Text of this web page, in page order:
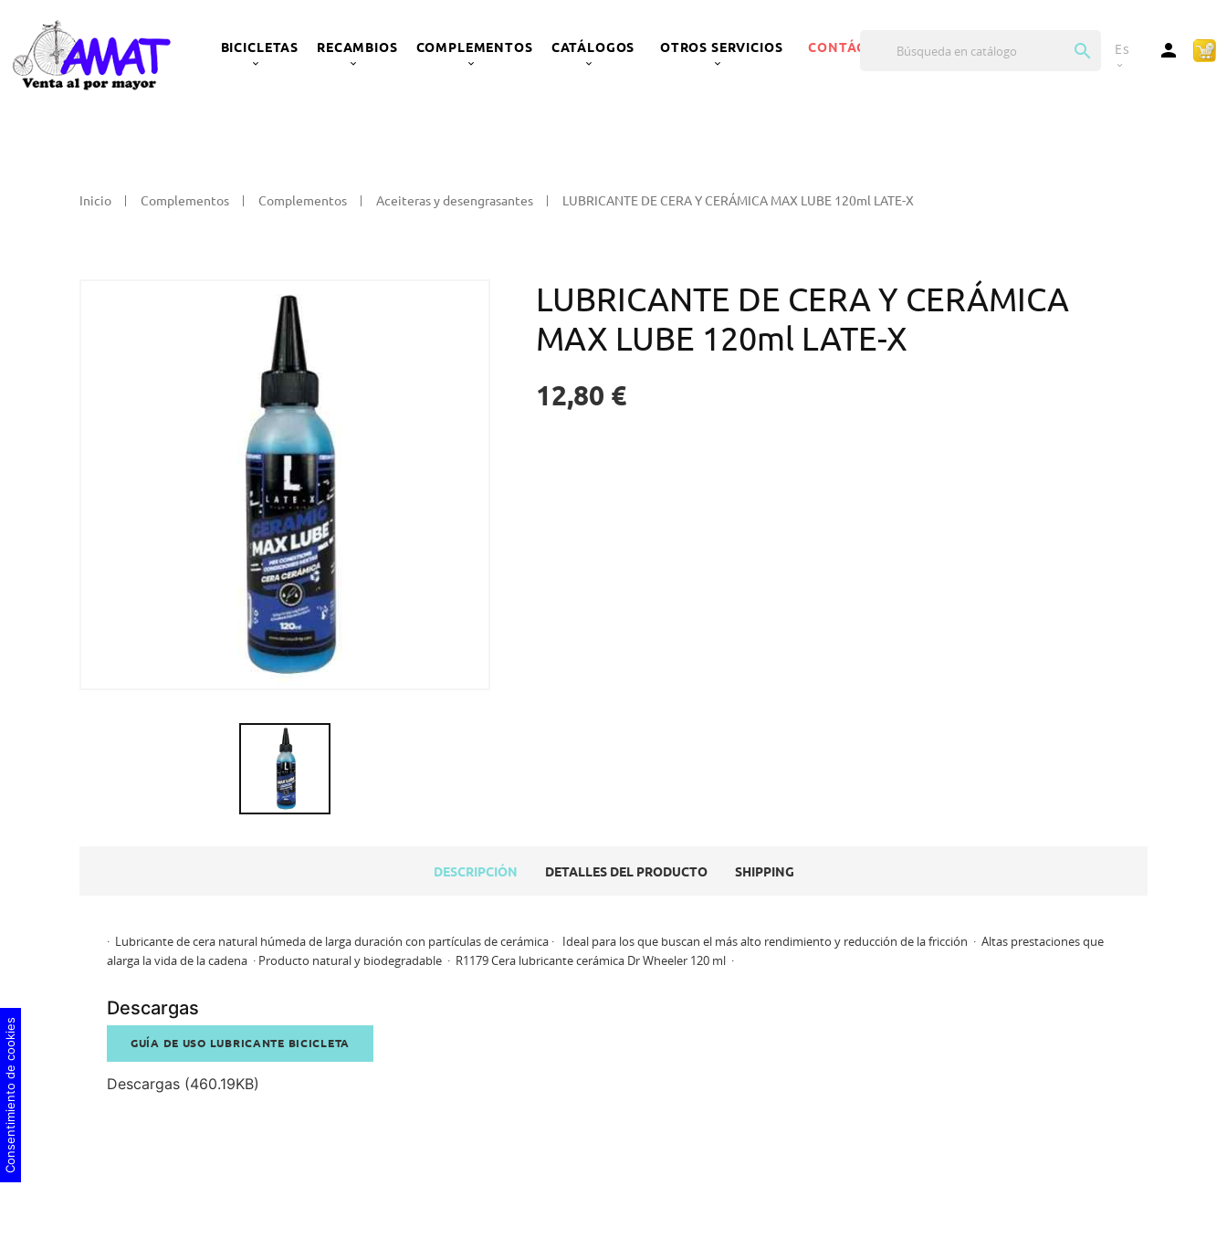
BICICLETAS RECAMBIOS COMPLEMENTOS CATÁLOGOS OTROS SERVICIOS CONTÁCTANOS  Es
expand_more

Inicio Complementos Complementos Aceiteras y desengrasantes LUBRICANTE DE CERA Y CERÁMICA MAX LUBE 120ml LATE-X
LUBRICANTE DE CERA Y CERÁMICA
MAX LUBE 120ml LATE-X
12,80 €
DESCRIPCIÓN DETALLES DEL PRODUCTO SHIPPING
· Lubricante de cera natural húmeda de larga duración con partículas de cerámica · Ideal para los que buscan el más alto rendimiento y reducción de la fricción · Altas prestaciones que
alarga la vida de la cadena · Producto natural y biodegradable · R1179 Cera lubricante cerámica Dr Wheeler 120 ml ·
Descargas
GUÍA DE USO LUBRICANTE BICICLETA
Descargas (460.19KB)
Consentimiento de cookies